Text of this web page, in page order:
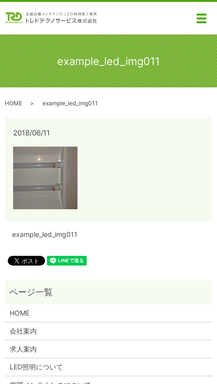
メ
example_led_img011
HOME example_led_img011
2018/06/11
example_led_img011
HOME
会社案内
求人案内
LED照明について